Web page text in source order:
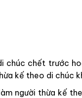
chúc chết trước
kế theo di chúc
người thừa kế